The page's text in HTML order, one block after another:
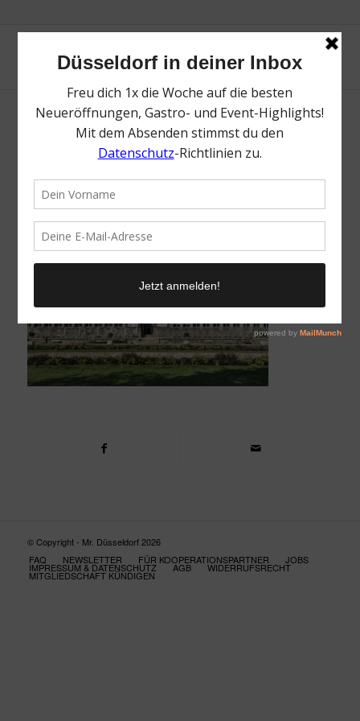
Palastrauschen | Mr. Düsseldorf |
© Copyright - Mr. Düsseldorf 2026
FAQ
NEWSLETTER FÜR KOOPERATIONSPARTNER JOBS
IMPRESSUM & DATENSCHUTZ AGB WIDERRUFSRECHT
MITGLIEDSCHAFT KÜNDIGEN